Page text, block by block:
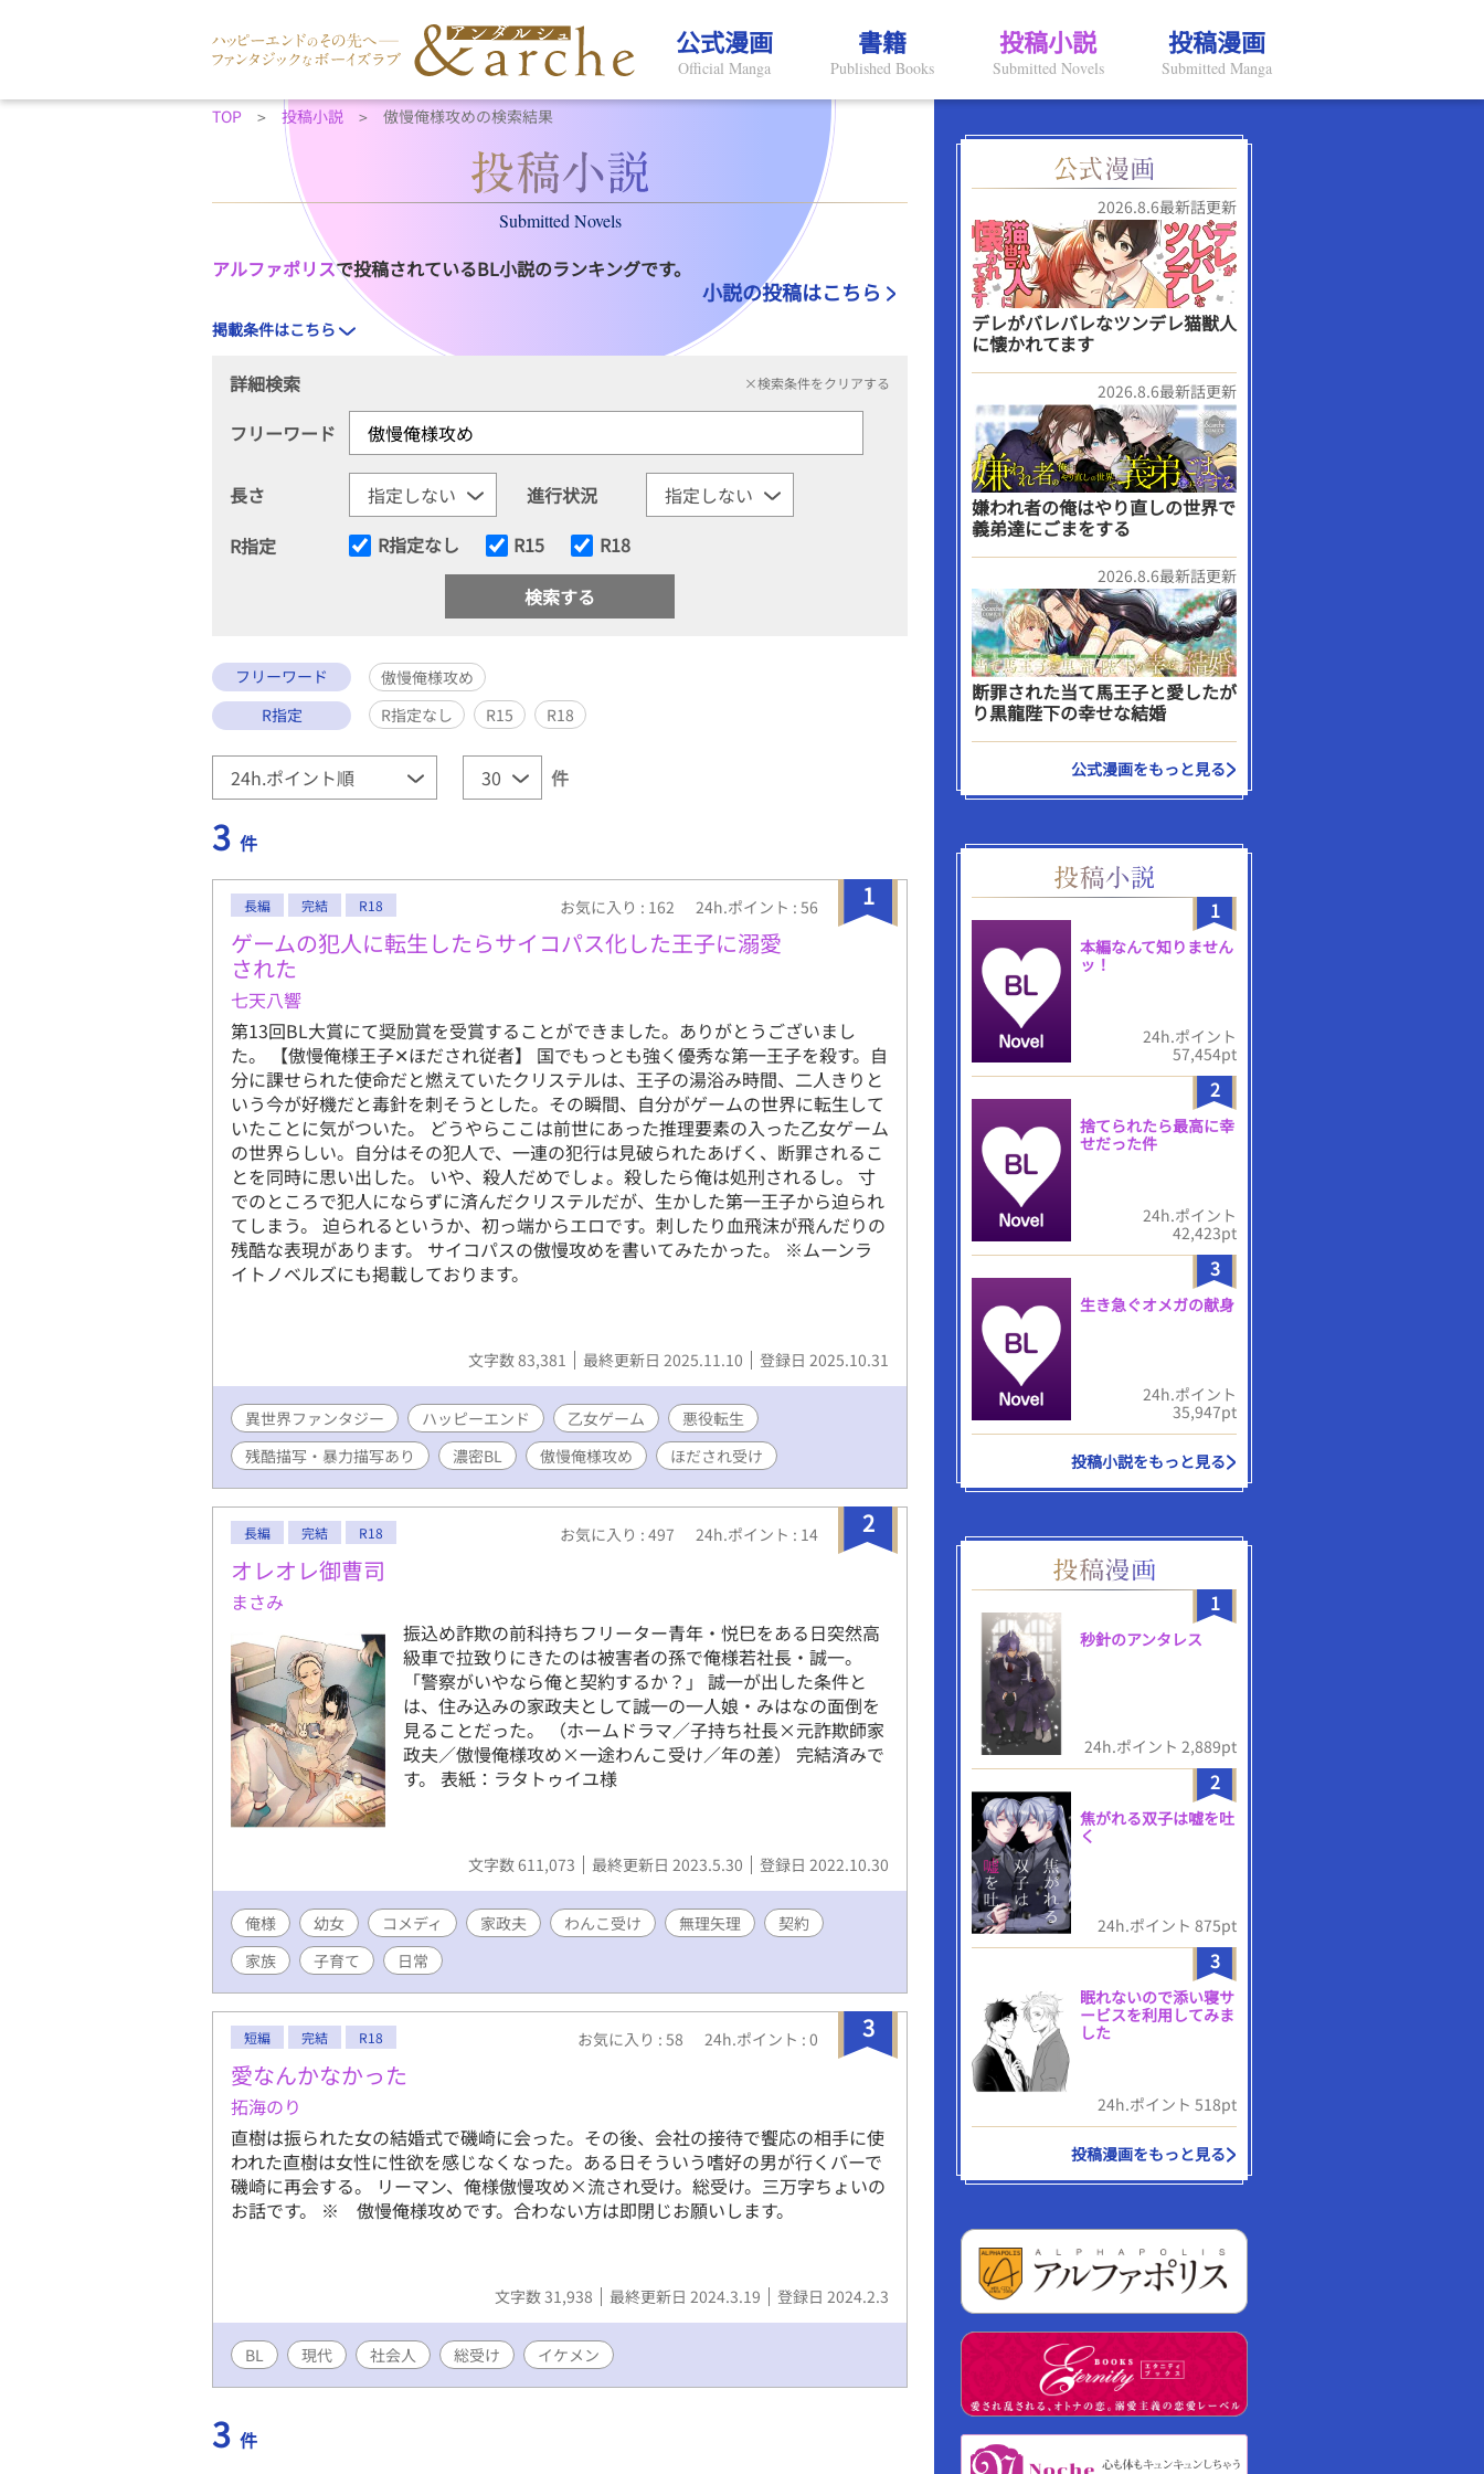
公式漫画
Official Manga
書籍
Published Books
投稿小説
Submitted Novels
投稿漫画
Submitted Manga
TOP 投稿小説 傲慢俺様攻めの検索結果
Submitted Novels
アルファポリスで投稿されているBL小説のランキングです。
小説の投稿はこちら
掲載条件はこちら
詳細検索 ×検索条件をクリアする
フリーワード
長さ
進行状況
R指定
R指定なし R15 R18
フリーワード
傲慢俺様攻め
R指定
R指定なし R15 R18
件
3 件
1
長編 完結 R18 お気に入り : 162 24h.ポイント : 56
ゲームの犯人に転生したらサイコパス化した王子に溺愛
された
七天八響
第13回BL大賞にて奨励賞を受賞することができました。ありがとうございまし
た。 【傲慢俺様王子✕ほだされ従者】 国でもっとも強く優秀な第一王子を殺す。自
分に課せられた使命だと燃えていたクリステルは、王子の湯浴み時間、二人きりと
いう今が好機だと毒針を刺そうとした。その瞬間、自分がゲームの世界に転生して
いたことに気がついた。 どうやらここは前世にあった推理要素の入った乙女ゲーム
の世界らしい。自分はその犯人で、一連の犯行は見破られたあげく、断罪されるこ
とを同時に思い出した。 いや、殺人だめでしょ。殺したら俺は処刑されるし。 寸
でのところで犯人にならずに済んだクリステルだが、生かした第一王子から迫られ
てしまう。 迫られるというか、初っ端からエロです。刺したり血飛沫が飛んだりの
残酷な表現があります。 サイコパスの傲慢攻めを書いてみたかった。 ※ムーンラ
イトノベルズにも掲載しております。
文字数 83,381 最終更新日 2025.11.10 登録日 2025.10.31
異世界ファンタジー ハッピーエンド 乙女ゲーム
悪役転生
残酷描写・暴力描写あり
濃密BL 傲慢俺様攻め ほだされ受け
2
長編 完結 R18 お気に入り : 497 24h.ポイント : 14
オレオレ御曹司
まさみ
振込め詐欺の前科持ちフリーター青年・悦巳をある日突然高
級車で拉致りにきたのは被害者の孫で俺様若社長・誠一。
「警察がいやなら俺と契約するか？」 誠一が出した条件と
は、住み込みの家政夫として誠一の一人娘・みはなの面倒を
見ることだった。 （ホームドラマ／子持ち社長×元詐欺師家
政夫／傲慢俺様攻め×一途わんこ受け／年の差） 完結済みで
す。 表紙：ラタトゥイユ様
文字数 611,073 最終更新日 2023.5.30 登録日 2022.10.30
俺様 幼女 コメディ 家政夫 わんこ受け 無理矢理
契約
家族
子育て 日常
3
短編 完結 R18 お気に入り : 58 24h.ポイント : 0
愛なんかなかった
拓海のり
直樹は振られた女の結婚式で磯崎に会った。その後、会社の接待で饗応の相手に使
われた直樹は女性に性欲を感じなくなった。ある日そういう嗜好の男が行くバーで
磯崎に再会する。 リーマン、俺様傲慢攻め×流され受け。総受け。三万字ちょいの
お話です。 ※ 傲慢俺様攻めです。合わない方は即閉じお願いします。
文字数 31,938 最終更新日 2024.3.19 登録日 2024.2.3
BL 現代 社会人 総受け イケメン
3 件
2026.8.6最新話更新
デレがバレバレなツンデレ猫獣人
に懐かれてます
2026.8.6最新話更新
嫌われ者の俺はやり直しの世界で
義弟達にごまをする
2026.8.6最新話更新
断罪された当て馬王子と愛したが
り黒龍陛下の幸せな結婚
公式漫画をもっと見る
1
本編なんて知りません
ッ！
24h.ポイント
57,454pt
2
捨てられたら最高に幸
せだった件
24h.ポイント
42,423pt
3
生き急ぐオメガの献身
24h.ポイント
35,947pt
投稿小説をもっと見る
1
秒針のアンタレス
24h.ポイント 2,889pt
2
焦がれる双子は嘘を吐
く
24h.ポイント 875pt
3
眠れないので添い寝サ
ービスを利用してみま
した
24h.ポイント 518pt
投稿漫画をもっと見る